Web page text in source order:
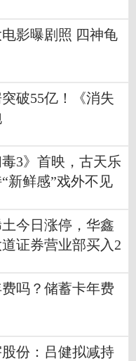
电影曝剧照 四神龟
破55亿！《消失
3》首映，古天乐
新鲜感”戏外不见
今日涨停，华鑫
证券营业部买入2
吗？储蓄卡年费
份：吕健拟减持